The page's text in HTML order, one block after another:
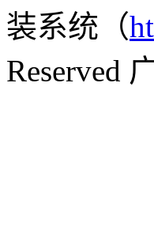
装系统（
Reserved